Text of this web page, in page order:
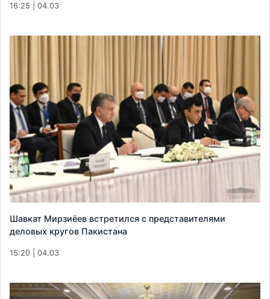
16:25 | 04.03
Шавкат Мирзиёев встретился с представителями
деловых кругов Пакистана
15:20 | 04.03